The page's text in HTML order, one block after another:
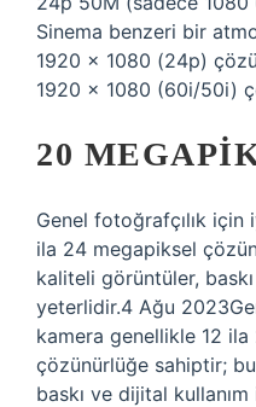
Sinema benzeri bir
1920 × 1080 (24p)
1920 × 1080 (60i/50i)
20
Genel fotoğrafçılık
ila 24 megapiksel
kaliteli görüntüler,
yeterlidir.4 Ağu
kamera genellikle 12
çözünürlüğe sahiptir;
baskı ve dijital